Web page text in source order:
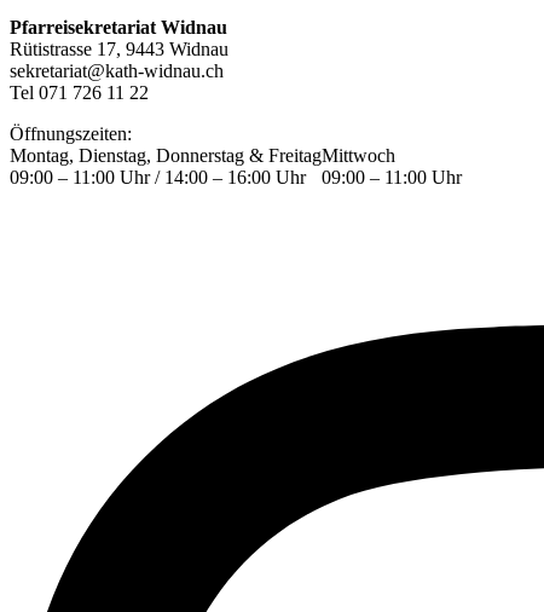
Pfarreisekretariat Widnau
Rütistrasse 17, 9443 Widnau
sekretariat@kath-widnau.ch
Tel 071 726 11 22
Öffnungszeiten:
Montag, Dienstag, Donnerstag & Freitag
09:00 – 11:00 Uhr / 14:00 – 16:00 Uhr
Mittwoch
09:00 – 11:00 Uhr